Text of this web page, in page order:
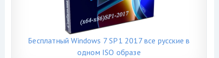
Бесплатный Windows 7 SP1 2017 все русские в
одном ISO образе